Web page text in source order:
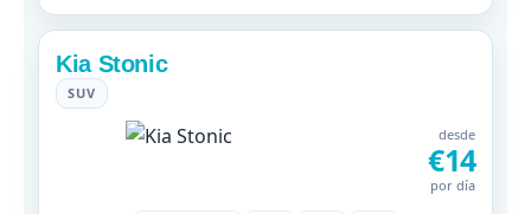
Kia Stonic
SUV
desde
€14
por día